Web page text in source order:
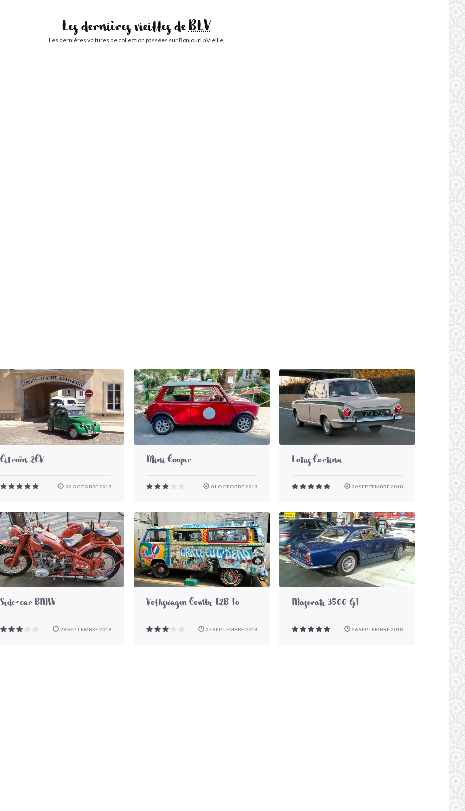
Les dernières vieilles deBLV
Les dernières voitures de collection passées sur BonjourLaVieille
Citroën 2CV
02 OCTOBRE 2018
Mini Cooper
01 OCTOBRE 2018
Lotus Cortina
30 SEPTEMBRE 2018
Side-car BMW
28 SEPTEMBRE 2018
Volkswagen Combi T2B To
27 SEPTEMBRE 2018
Maserati 3500 GT
26 SEPTEMBRE 2018